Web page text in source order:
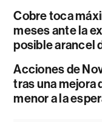
Cobre toca
meses ante la
posible arancel
Acciones de
tras una mejora
menor a la